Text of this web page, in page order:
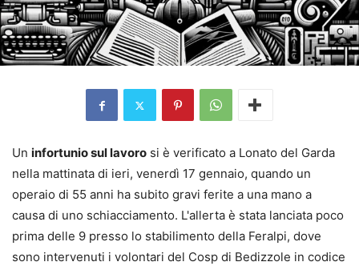
Un infortunio sul lavoro si è verificato a Lonato del Garda
nella mattinata di ieri, venerdì 17 gennaio, quando un
operaio di 55 anni ha subito gravi ferite a una mano a
causa di uno schiacciamento. L'allerta è stata lanciata poco
prima delle 9 presso lo stabilimento della Feralpi, dove
sono intervenuti i volontari del Cosp di Bedizzole in codice